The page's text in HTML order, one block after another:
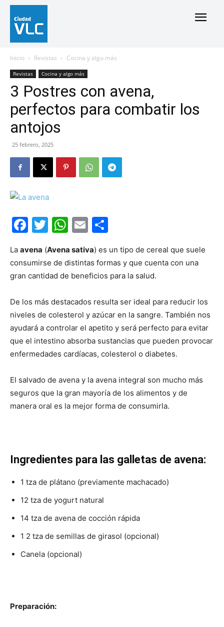
Inicio Revistas Cocina y algo más
Revistas Cocina y algo más
3 Postres con avena,
perfectos para combatir los
antojos
25 febrero, 2025
Facebook
Twitter
WhatsApp
Email
La avena (Avena sativa) es un tipo de cereal que suele
consumirse de distintas formas y que cuenta con una
gran cantidad de beneficios para la salud.
De los más destacados resulta ser ideal para reducir los
niveles de colesterol y azúcar en la sangre. También nos
ayudará a controlar el apetito y será perfecto para evitar
que el intestino absorba sustancias que pueden provocar
enfermedades cardíacas, colesterol o diabetes.
El salvado de avena y la avena integral son mucho más
seguros que la gran mayoría de los alimentos y de
manera oral es la mejor forma de consumirla.
Ingredientes para las galletas de avena:
1 tza de plátano (previamente machacado)
12 tza de yogurt natural
14 tza de avena de cocción rápida
1 2 tza de semillas de girasol (opcional)
Canela (opcional)
Preparación: